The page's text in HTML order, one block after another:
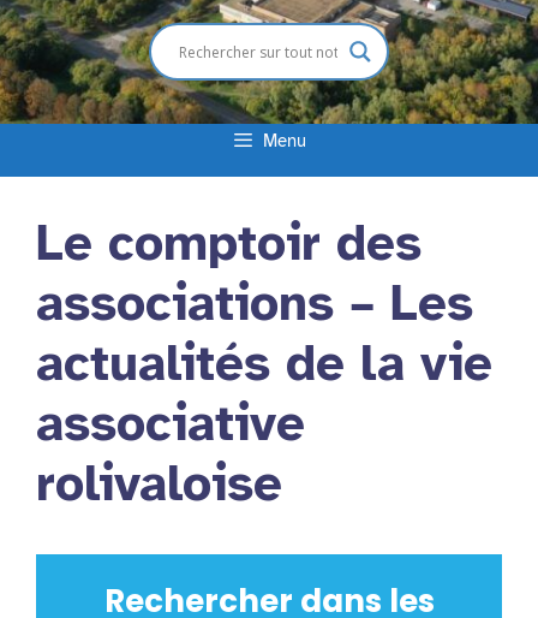
Menu
Le comptoir des
associations – Les
actualités de la vie
associative
rolivaloise
Rechercher dans les